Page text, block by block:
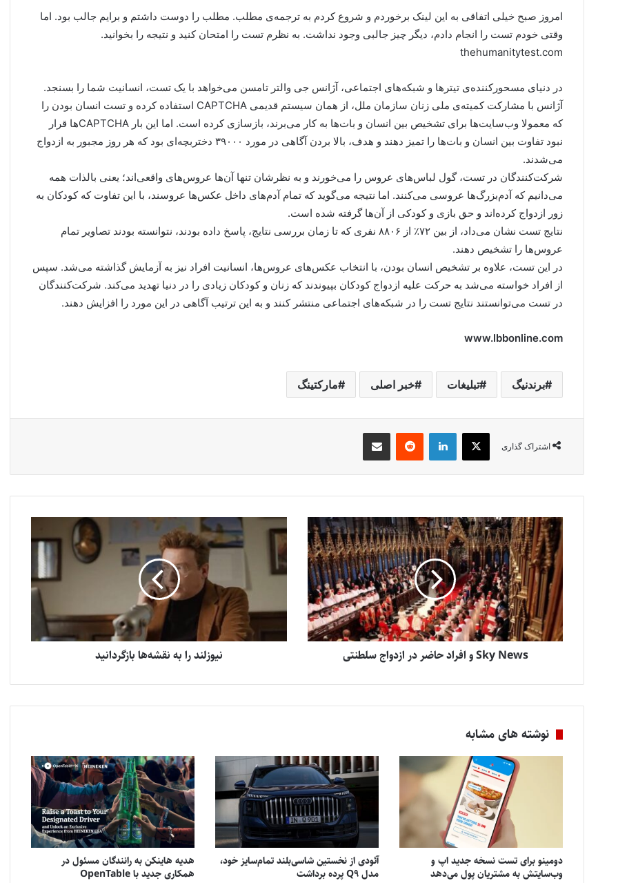
امروز صبح خیلی اتفاقی به این لینک برخوردم و شروع کردم به ترجمه‌ی مطلب. مطلب را دوست داشتم و برایم جالب بود. اما
وقتی خودم تست را انجام دادم، دیگر چیز جالبی وجود نداشت. به نظرم تست را امتحان کنید و نتیجه را بخوانید.
thehumanitytest.com
در دنیای مسحورکننده‌ی تیترها و شبکه‌های اجتماعی، آژانس جی والتر تامسن می‌خواهد با یک تست، انسانیت شما را بسنجد.
آژانس با مشارکت کمیته‌ی ملی زنان سازمان ملل، از همان سیستم قدیمی CAPTCHA استفاده کرده و تست انسان بودن را
که معمولا وب‌سایت‌ها برای تشخیص بین انسان و بات‌ها به کار می‌برند، بازسازی کرده است. اما این بار CAPTCHAها قرار
نبود تفاوت بین انسان و بات‌ها را تمیز دهند و هدف، بالا بردن آگاهی در مورد ۳۹۰۰۰ دختربچه‌ای بود که هر روز مجبور به ازدواج
می‌شدند.
شرکت‌کنندگان در تست، گول لباس‌های عروس را می‌خورند و به نظرشان تنها آن‌ها عروس‌های واقعی‌اند؛ یعنی بالذات همه
می‌دانیم که آدم‌بزرگ‌ها عروسی می‌کنند. اما نتیجه می‌گوید که تمام آدم‌های داخل عکس‌ها عروسند، با این تفاوت که کودکان به
زور ازدواج کرده‌اند و حق بازی و کودکی از آن‌ها گرفته شده است.
نتایج تست نشان می‌داد، از بین ۷۲٪ از ۸۸۰۶ نفری که تا زمان بررسی نتایج، پاسخ داده بودند، نتوانسته بودند تصاویر تمام
عروس‌ها را تشخیص دهند.
در این تست، علاوه بر تشخیص انسان بودن، با انتخاب عکس‌های عروس‌ها، انسانیت افراد نیز به آزمایش گذاشته می‌شد. سپس
از افراد خواسته می‌شد به حرکت علیه ازدواج کودکان بپیوندند که زنان و کودکان زیادی را در دنیا تهدید می‌کند. شرکت‌کنندگان
در تست می‌توانستند نتایج تست را در شبکه‌های اجتماعی منتشر کنند و به این ترتیب آگاهی در این مورد را افزایش دهند.
www.lbbonline.com
برندنیگ تبلیغات خبر اصلی مارکتینگ
اشتراک گذاری
X لینکدین ‫رددیت اشتراک گذاری از طریق ایمیل
Sky News و افراد حاضر در ازدواج سلطنتی نیوزلند را به نقشه‌ها بازگردانید
نوشته های مشابه
دومینو برای تست نسخه جدید اپ و
وب‌سایتش به مشتریان پول می‌دهد
آئودی از نخستین شاسی‌بلند تمام‌سایز خود،
مدل Q9 پرده برداشت
هدیه هاینکن به رانندگان مسئول در
همکاری جدید با OpenTable